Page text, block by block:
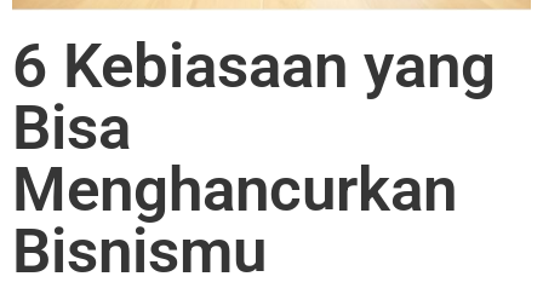
6 Kebiasaan yang
Bisa
Menghancurkan
Bisnismu